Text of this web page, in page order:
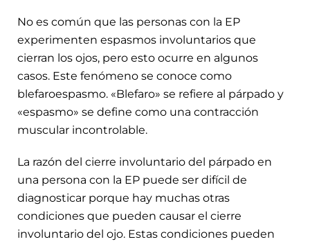
No es común que las personas con la EP
experimenten espasmos involuntarios que
cierran los ojos, pero esto ocurre en algunos
casos. Este fenómeno se conoce como
blefaroespasmo. «Blefaro» se refiere al párpado y
«espasmo» se define como una contracción
muscular incontrolable.
La razón del cierre involuntario del párpado en
una persona con la EP puede ser difícil de
diagnosticar porque hay muchas otras
condiciones que pueden causar el cierre
involuntario del ojo. Estas condiciones pueden